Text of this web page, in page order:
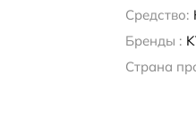
Средство:
Бренды :
Страна